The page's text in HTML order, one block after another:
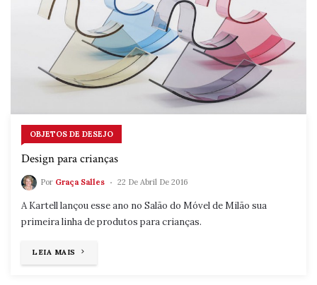
OBJETOS DE DESEJO
Design para crianças
Por Graça Salles 22 De Abril De 2016
A Kartell lançou esse ano no Salão do Móvel de Milão sua
primeira linha de produtos para crianças.
LEIA MAIS